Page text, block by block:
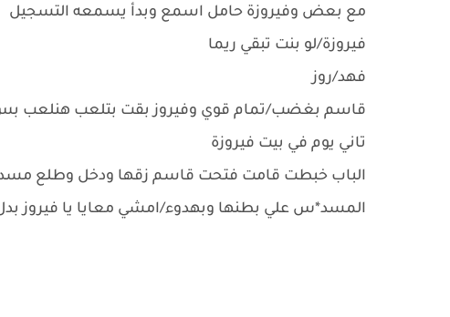
مع بعض وفيروزة حامل اسمع وبدأ يسمعه التسجيل
فيروزة/لو بنت تبقي ريما
فهد/روز
قاسم بغضب/تمام قوي وفيروز بقت بتلعب هنلعب بس
تاني يوم في بيت فيروزة
الباب خبطت قامت فتحت قاسم زقها ودخل وطلع
المسد*س علي بطنها وبهدوء/امشي معايا يا فيروز